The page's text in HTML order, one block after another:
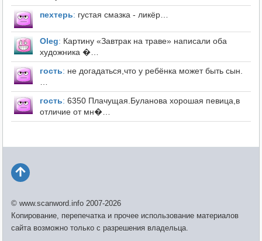
пехтерь: густая смазка - ликёр…
Оleg: Картину «Завтрак на траве» написали оба
художника �…
гость: не догадаться,что у ребёнка может быть сын.
…
гость: 6350 Плачущая.Буланова хорошая певица,в
отличие от мн�…
© www.scanword.info 2007-2026
Копирование, перепечатка и прочее использование материалов
сайта возможно только с разрешения владельца.